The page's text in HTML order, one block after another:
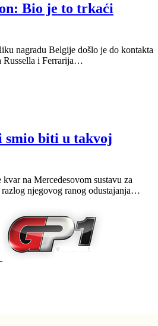
Bio je to trkaći
nagradu Belgije došlo je do kontakta
Russella i Ferrarija…
smio biti u takvoj
na Mercedesovom sustavu za
njegovog ranog odustajanja…